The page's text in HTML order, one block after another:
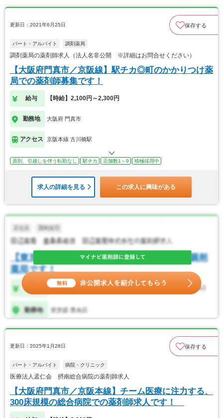
更新日：2021年6月25日 保存する
パート・アルバイト 調剤薬局
調剤薬局の薬剤師求人（法人名非公開 ※詳細はお問合せください）
【大阪府門真市／京阪線】駅チカ◎町のかかりつけ薬
局での薬剤師募集です！
給与 【時給】2,100円～2,300円
勤務地 大阪府 門真市
アクセス 京阪本線 古川橋駅
原則、引越しを伴う転勤なし 駅チカ 店舗数1～9 積極採用中
求人の詳細を見る この求人に興味がある
更新日：2025年1月28日 保存する
パート・アルバイト 病院・クリニック
医療法人孟仁会 摂南総合病院の薬剤師求人
【大阪府門真市／京阪本線】チーム医療に注力する、
300床規模の総合病院での薬剤師求人です！